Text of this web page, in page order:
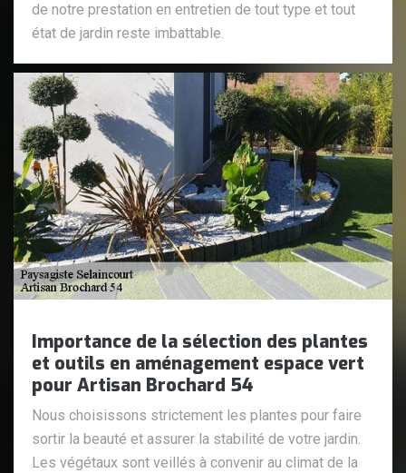
de notre prestation en entretien de tout type et tout
état de jardin reste imbattable.
Importance de la sélection des plantes
et outils en aménagement espace vert
pour Artisan Brochard 54
Nous choisissons strictement les plantes pour faire
sortir la beauté et assurer la stabilité de votre jardin.
Les végétaux sont veillés à convenir au climat de la